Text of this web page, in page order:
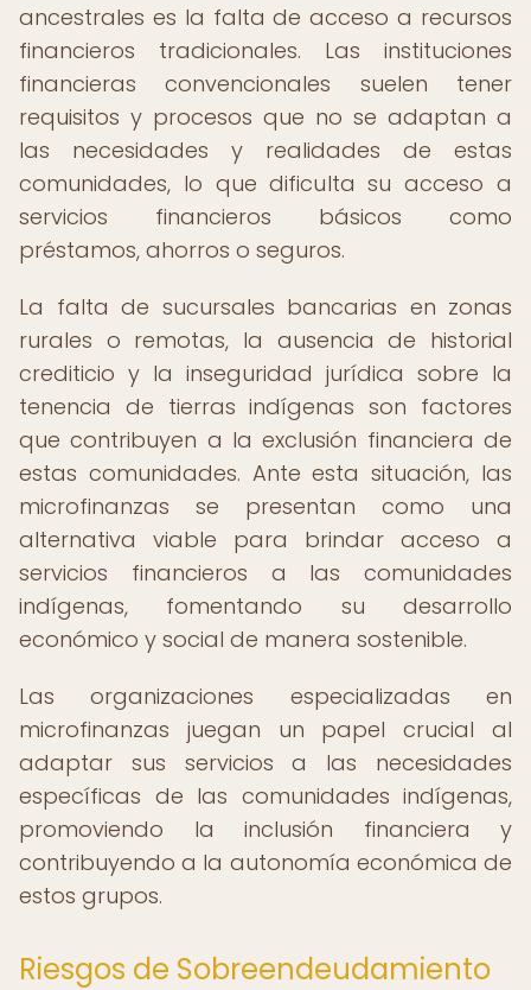
ancestrales es la falta de acceso a recursos
financieros tradicionales. Las instituciones
financieras convencionales suelen tener
requisitos y procesos que no se adaptan a
las necesidades y realidades de estas
comunidades, lo que dificulta su acceso a
servicios financieros básicos como
préstamos, ahorros o seguros.
La falta de sucursales bancarias en zonas
rurales o remotas, la ausencia de historial
crediticio y la inseguridad jurídica sobre la
tenencia de tierras indígenas son factores
que contribuyen a la exclusión financiera de
estas comunidades. Ante esta situación, las
microfinanzas se presentan como una
alternativa viable para brindar acceso a
servicios financieros a las comunidades
indígenas, fomentando su desarrollo
económico y social de manera sostenible.
Las organizaciones especializadas en
microfinanzas juegan un papel crucial al
adaptar sus servicios a las necesidades
específicas de las comunidades indígenas,
promoviendo la inclusión financiera y
contribuyendo a la autonomía económica de
estos grupos.
Riesgos de Sobreendeudamiento